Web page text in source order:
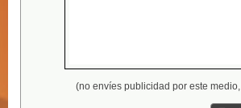
(no envíes publicidad por este medio,